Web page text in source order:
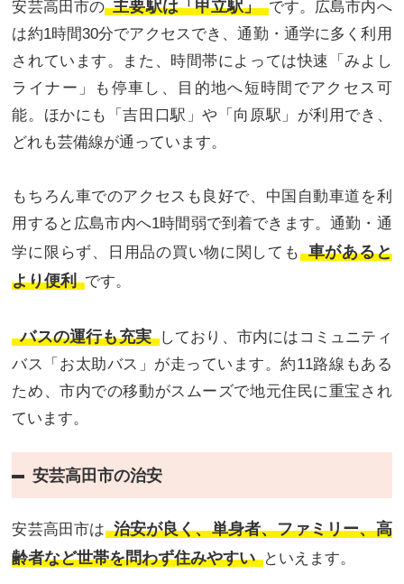
安芸高田市の 主要駅は「甲立駅」 です。広島市内へ
は約1時間30分でアクセスでき、通勤・通学に多く利用
されています。また、時間帯によっては快速「みよし
ライナー」も停車し、目的地へ短時間でアクセス可
能。ほかにも「吉田口駅」や「向原駅」が利用でき、
どれも芸備線が通っています。
もちろん車でのアクセスも良好で、中国自動車道を利
用すると広島市内へ1時間弱で到着できます。通勤・通
学に限らず、日用品の買い物に関しても
車があると
より便利 です。
バスの運行も充実 しており、市内にはコミュニティ
バス「お太助バス」が走っています。約11路線もある
ため、市内での移動がスムーズで地元住民に重宝され
ています。
安芸高田市の治安
安芸高田市は 治安が良く、単身者、ファミリー、高
齢者など世帯を問わず住みやすい
といえます。